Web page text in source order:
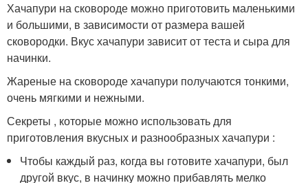
Хачапури на сковороде можно приготовить маленькими
и большими, в зависимости от размера вашей
сковородки. Вкус хачапури зависит от теста и сыра для
начинки.
Жареные на сковороде хачапури получаются тонкими,
очень мягкими и нежными.
Секреты , которые можно использовать для
приготовления вкусных и разнообразных хачапури :
Чтобы каждый раз, когда вы готовите хачапури, был
другой вкус, в начинку можно прибавлять мелко